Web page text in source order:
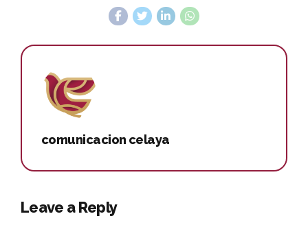
comunicacion celaya
Leave a Reply